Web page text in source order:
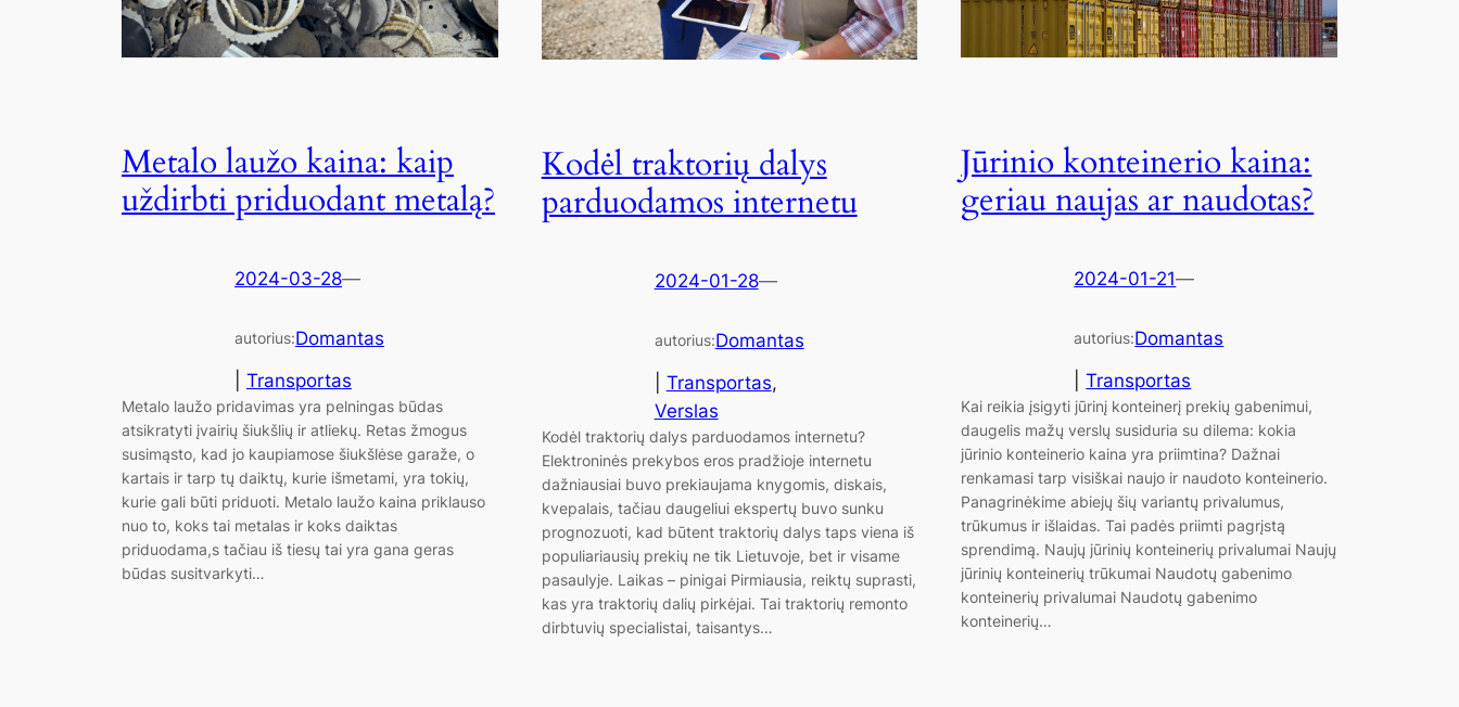
Metalo laužo kaina: kaip
uždirbti priduodant metalą?
2024-03-28—
autorius:Domantas
Transportas
Metalo laužo pridavimas yra pelningas būdas
atsikratyti įvairių šiukšlių ir atliekų. Retas žmogus
susimąsto, kad jo kaupiamose šiukšlėse garaže, o
kartais ir tarp tų daiktų, kurie išmetami, yra tokių,
kurie gali būti priduoti. Metalo laužo kaina priklauso
nuo to, koks tai metalas ir koks daiktas
priduodama,s tačiau iš tiesų tai yra gana geras
būdas susitvarkyti…
Kodėl traktorių dalys
parduodamos internetu
2024-01-28—
autorius:Domantas
Transportas
Verslas
Kodėl traktorių dalys parduodamos internetu?
Elektroninės prekybos eros pradžioje internetu
dažniausiai buvo prekiaujama knygomis, diskais,
kvepalais, tačiau daugeliui ekspertų buvo sunku
prognozuoti, kad būtent traktorių dalys taps viena iš
populiariausių prekių ne tik Lietuvoje, bet ir visame
pasaulyje. Laikas – pinigai Pirmiausia, reiktų suprasti,
kas yra traktorių dalių pirkėjai. Tai traktorių remonto
dirbtuvių specialistai, taisantys…
Jūrinio konteinerio kaina:
geriau naujas ar naudotas?
2024-01-21—
autorius:Domantas
|Transportas
Kai reikia įsigyti jūrinį konteinerį prekių gabenimui,
daugelis mažų verslų susiduria su dilema: kokia
jūrinio konteinerio kaina yra priimtina? Dažnai
renkamasi tarp visiškai naujo ir naudoto konteinerio.
Panagrinėkime abiejų šių variantų privalumus,
trūkumus ir išlaidas. Tai padės priimti pagrįstą
sprendimą. Naujų jūrinių konteinerių privalumai Naujų
jūrinių konteinerių trūkumai Naudotų gabenimo
konteinerių privalumai Naudotų gabenimo
konteinerių…